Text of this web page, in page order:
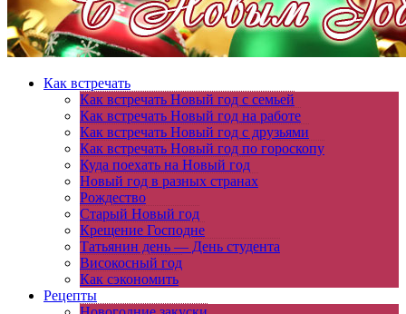
Как встречать
Как встречать Новый год с семьей
Как встречать Новый год на работе
Как встречать Новый год с друзьями
Как встречать Новый год по гороскопу
Куда поехать на Новый год
Новый год в разных странах
Рождество
Старый Новый год
Крещение Господне
Татьянин день — День студента
Високосный год
Как сэкономить
Рецепты